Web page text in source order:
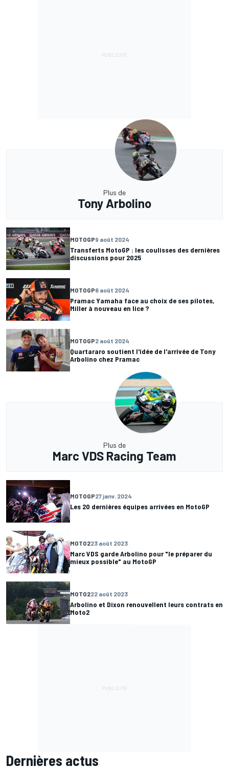
Plus de
Tony Arbolino
MOTOGP9 août 2024
Transferts MotoGP : les coulisses des dernières
discussions pour 2025
MOTOGP6 août 2024
Pramac Yamaha face au choix de ses pilotes,
Miller à nouveau en lice ?
MOTOGP2 août 2024
Quartararo soutient l'idée de l'arrivée de Tony
Arbolino chez Pramac
Plus de
Marc VDS Racing Team
MOTOGP27 janv. 2024
Les 20 dernières équipes arrivées en MotoGP
MOTO223 août 2023
Marc VDS garde Arbolino pour "le préparer du
mieux possible" au MotoGP
MOTO222 août 2023
Arbolino et Dixon renouvellent leurs contrats en
Moto2
Dernières actus